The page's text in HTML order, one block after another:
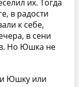
их. Тогда
в радости
к себе,
в сени
Но Юшка не
Юшку или